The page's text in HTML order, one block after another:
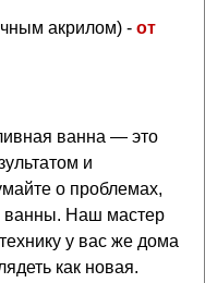
акрилом) - от
ванна — это
и
о проблемах,
ванны. Наш мастер
у вас же дома
как новая.